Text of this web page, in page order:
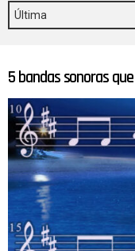
ÚLTIMAS
5 bandas sonoras